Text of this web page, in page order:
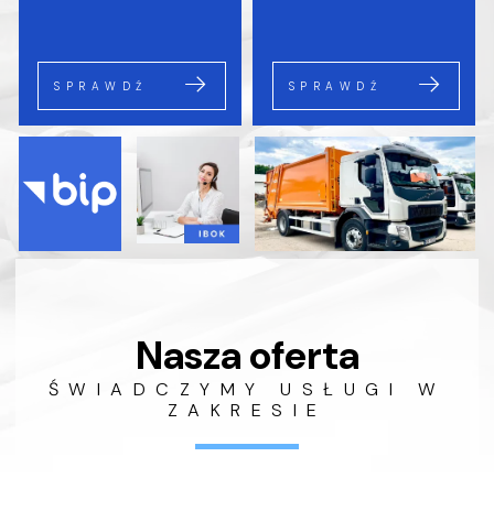
SPRAWDŹ SPRAWDŹ
Nasza oferta
ŚWIADCZYMY USŁUGI W
ZAKRESIE